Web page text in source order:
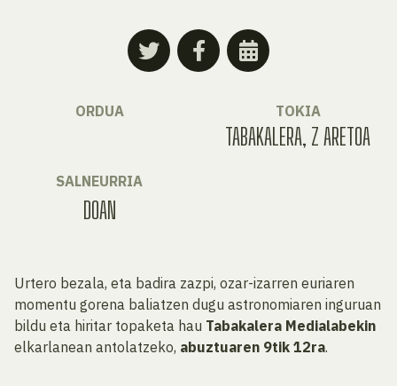
ORDUA TOKIA
TABAKALERA, Z ARETOA
SALNEURRIA
DOAN
Urtero bezala, eta badira zazpi, ozar-izarren euriaren
momentu gorena baliatzen dugu astronomiaren inguruan
bildu eta hiritar topaketa hau Tabakalera Medialabekin
elkarlanean antolatzeko, abuztuaren 9tik 12ra.